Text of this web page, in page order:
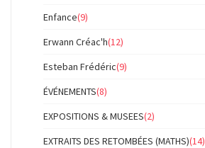
Enfance(9)
Erwann Créac'h(12)
Esteban Frédéric(9)
ÉVÉNEMENTS(8)
EXPOSITIONS & MUSEES(2)
EXTRAITS DES RETOMBÉES (MATHS)(14)